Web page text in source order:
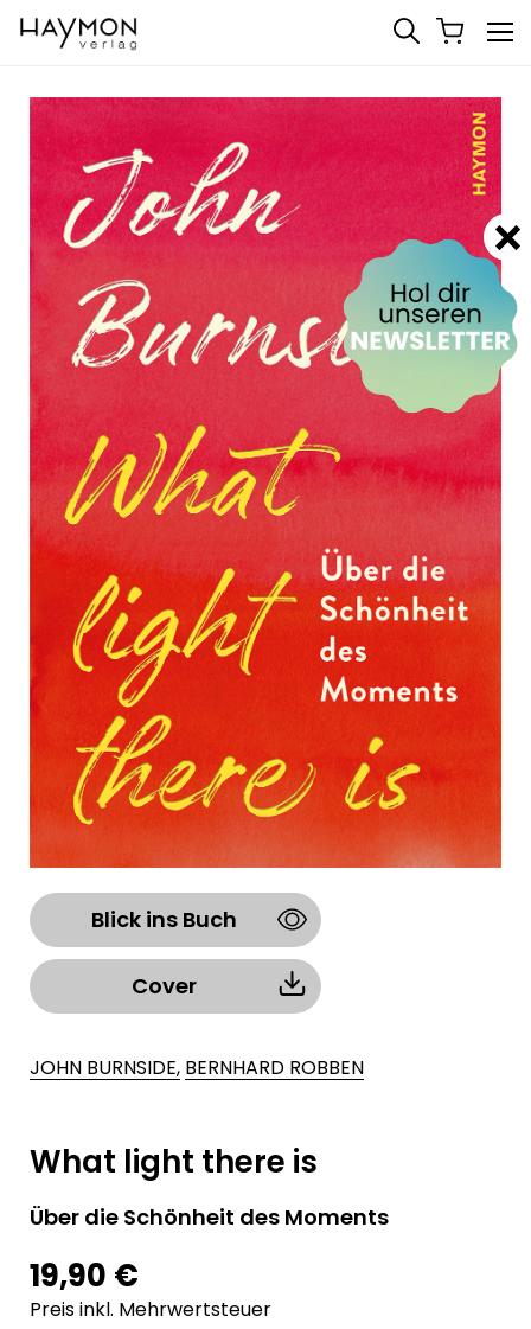
Blick ins Buch
Cover
JOHN BURNSIDE, BERNHARD ROBBEN
What light there is
Über die Schönheit des Moments
19,90 €
Preis inkl. Mehrwertsteuer